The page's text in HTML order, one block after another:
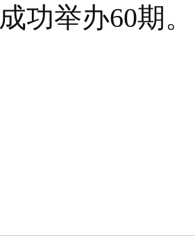
功举办60期。